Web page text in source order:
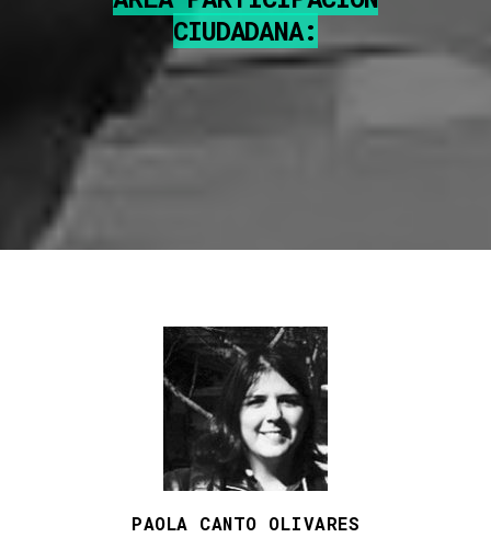
CIUDADANA:
PAOLA CANTO OLIVARES